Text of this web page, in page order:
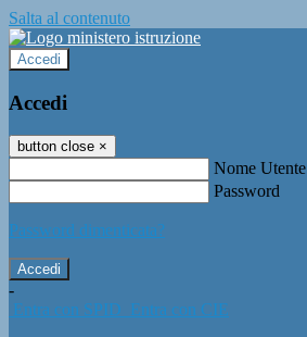
Salta al contenuto
Accedi
Accedi
button close ×
Nome Utente
Password
Password dimenticata?
-
Entra con SPID Entra con CIE